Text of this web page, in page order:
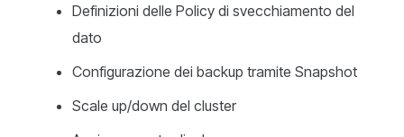
Definizioni delle Policy di svecchiamento del
dato
Configurazione dei backup tramite Snapshot
Scale up/down del cluster